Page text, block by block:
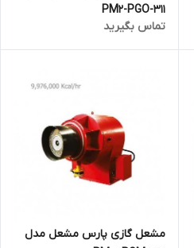
PM2-PGO-311
تماس بگیرید
مشعل گازی پارس مشعل مدل